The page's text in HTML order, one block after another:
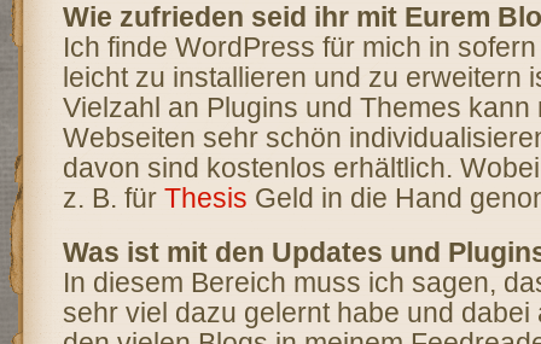
Wie zufrieden seid ihr mit Eurem
Ich finde WordPress für mich in
leicht zu installieren und zu erweitern
Vielzahl an Plugins und Themes kann
Webseiten sehr schön
davon sind kostenlos erhältlich.
z. B. für Thesis Geld in die Hand
Was ist mit den Updates und
In diesem Bereich muss ich sagen,
sehr viel dazu gelernt habe und dabei